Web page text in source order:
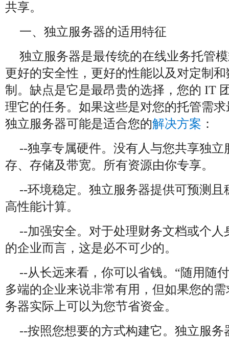
共享。
一、独立服务器的适用特征
独立服务器是最传统的在线业务托管
更好的安全性，更好的性能以及对定制
制。缺点是它是最昂贵的选择，您的 IT
理它的任务。如果这些是对您的托管需
独立服务器可能是适合您的解决方案 ：
--独享专属硬件。没有人与您共享独立
存、存储及带宽。所有资源由你专享。
--环境稳定。独立服务器提供可预测且
高性能计算。
--加强安全。对于处理财务文档或个人
的企业而言，这是必不可少的。
--从长远来看，你可以省钱。“随用随
多端的企业来说非常有用，但如果您的
务器实际上可以为您节省资金。
--按照您想要的方式构建它。独立服务